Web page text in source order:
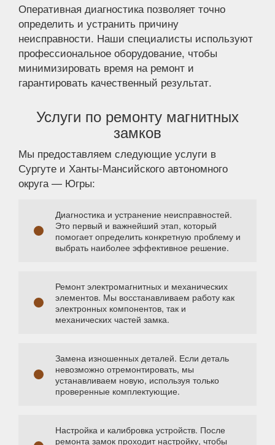
Оперативная диагностика позволяет точно
определить и устранить причину
неисправности. Наши специалисты используют
профессиональное оборудование, чтобы
минимизировать время на ремонт и
гарантировать качественный результат.
Услуги по ремонту магнитных
замков
Мы предоставляем следующие услуги в
Сургуте и Ханты-Мансийского автономного
округа — Югры:
Диагностика и устранение неисправностей.
Это первый и важнейший этап, который
помогает определить конкретную проблему и
выбрать наиболее эффективное решение.
Ремонт электромагнитных и механических
элементов. Мы восстанавливаем работу как
электронных компонентов, так и
механических частей замка.
Замена изношенных деталей. Если деталь
невозможно отремонтировать, мы
устанавливаем новую, используя только
проверенные комплектующие.
Настройка и калибровка устройств. После
ремонта замок проходит настройку, чтобы